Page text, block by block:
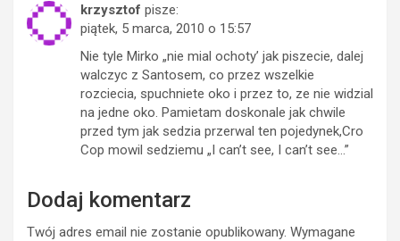
krzysztof pisze:
piątek, 5 marca, 2010 o 15:57
Nie tyle Mirko „nie mial ochoty’ jak piszecie, dalej
walczyc z Santosem, co przez wszelkie
rozciecia, spuchniete oko i przez to, ze nie widzial
na jedne oko. Pamietam doskonale jak chwile
przed tym jak sedzia przerwal ten pojedynek,Cro
Cop mowil sedziemu „I can’t see, I can’t see…”
Dodaj komentarz
Twój adres email nie zostanie opublikowany. Wymagane